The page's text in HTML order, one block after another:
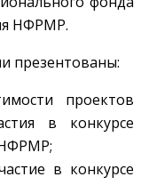
НФРМР.
презентованы:
проектов
в конкурсе
в конкурсе